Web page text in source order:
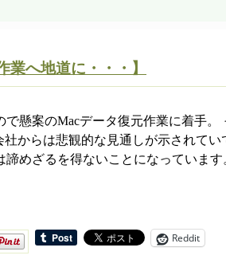
業へ地道に・・・】
懸案のMacデータ復元作業に着手。
からは悲観的な見通しが示されてい
めざるを得ないことになっています
Reddit